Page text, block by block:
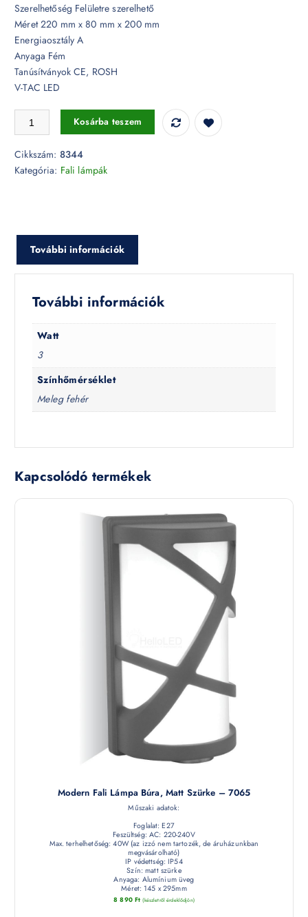
Szerelhetőség Felületre szerelhető
Méret 220 mm x 80 mm x 200 mm
Energiaosztály A
Anyaga Fém
Tanúsítványok CE, ROSH
V-TAC LED
3W Beltéri hatszög fehér fali lámpa Bridgelux chip 3000K - 8344
Kosárba teszem
Cikkszám: 8344
Kategória: Fali lámpák
További információk
További információk
Watt
3
Színhőmérséklet
Meleg fehér
Kapcsolódó termékek
Modern Fali Lámpa Búra, Matt Szürke – 7065
Műszaki adatok:
Foglalat: E27
Feszültség: AC: 220-240V
Max. terhelhetőség: 40W (az izzó nem tartozék, de áruházunkban
megvásárolható)
IP védettség: IP54
Szín: matt szürke
Anyaga: Alumínium üveg
Méret: 145 x 295mm
8 890 Ft (készletről érdeklődjön)